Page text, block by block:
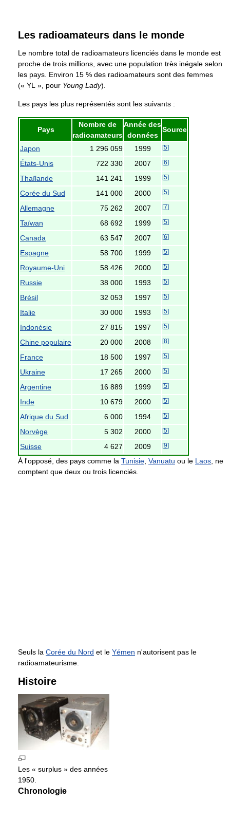
Les radioamateurs dans le monde
Le nombre total de radioamateurs licenciés dans le monde est
proche de trois millions, avec une population très inégale selon
les pays. Environ 15 % des radioamateurs sont des femmes
(« YL », pour Young Lady).
Les pays les plus représentés sont les suivants :
Pays
Nombre de
radioamateurs
Année des
données
Source
Japon 1 296 059 1999 [5]
États-Unis 722 330 2007 [6]
Thaïlande 141 241 1999 [5]
Corée du Sud 141 000 2000 [5]
Allemagne 75 262 2007 [7]
Taïwan 68 692 1999 [5]
Canada 63 547 2007 [6]
Espagne 58 700 1999 [5]
Royaume-Uni 58 426 2000 [5]
Russie 38 000 1993 [5]
Brésil 32 053 1997 [5]
Italie 30 000 1993 [5]
Indonésie 27 815 1997 [5]
Chine populaire 20 000 2008 [8]
France 18 500 1997 [5]
Ukraine 17 265 2000 [5]
Argentine 16 889 1999 [5]
Inde 10 679 2000 [5]
Afrique du Sud 6 000 1994 [5]
Norvège 5 302 2000 [5]
Suisse 4 627 2009 [9]
À l'opposé, des pays comme la Tunisie Vanuatu ou le Laos , ne
comptent que deux ou trois licenciés.
Seuls la Corée du Nord et le Yémen n'autorisent pas le
radioamateurisme.
Histoire
Les « surplus » des années
1950.
Chronologie